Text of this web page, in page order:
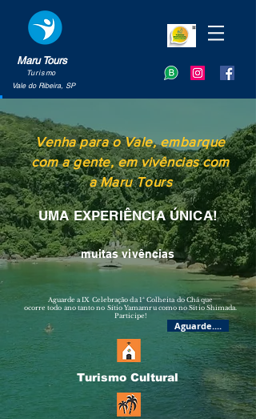
Maru Tours
Turismo
Vale do Ribeira, SP
Venha para o Vale, embarque
com a gente, em vivências com
a Maru Tours
UMA EXPERIÊNCIA ÚNICA!
muitas vivências
Aguarde a IX Celebração da 1ª Colheita do Chá que
ocorre todo ano tanto no Sítio Yamamru como no Sítio Shimada.
Participe!
Aguarde....
Turismo Cultural